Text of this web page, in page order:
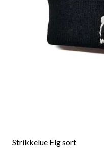
Strikkelue Elg sort